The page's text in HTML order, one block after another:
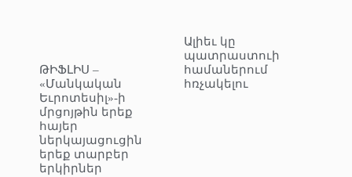
ԹԻՖԼԻՍ –
«Մանկական
Եւրոտեսիլ»-ի
մրցոյթին երեք
հայեր
ներկայացուցին
երեք տարբեր
երկիրներ
Ալիեւ կը
պատրաստուի
համաներում
հռչակելու